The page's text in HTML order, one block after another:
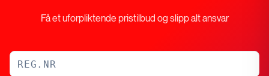
Få et uforpliktende pristilbud og slipp alt ansvar